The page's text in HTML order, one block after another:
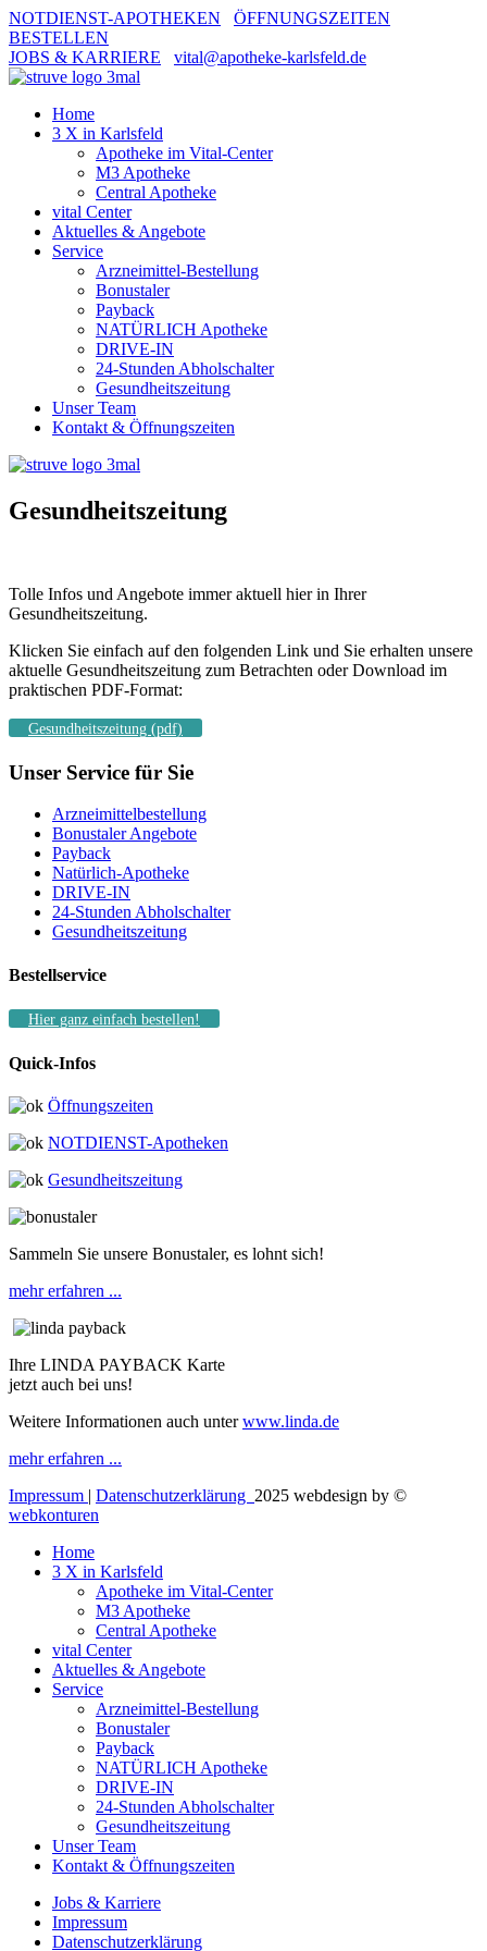
NOTDIENST-APOTHEKEN
ÖFFNUNGSZEITEN
BESTELLEN
JOBS & KARRIERE
vital@apotheke-karlsfeld.de
Home
3 X in Karlsfeld
Apotheke im Vital-Center
M3 Apotheke
Central Apotheke
vital Center
Aktuelles & Angebote
Service
Arzneimittel-Bestellung
Bonustaler
Payback
NATÜRLICH Apotheke
DRIVE-IN
24-Stunden Abholschalter
Gesundheitszeitung
Unser Team
Kontakt & Öffnungszeiten
Gesundheitszeitung
Tolle Infos und Angebote immer aktuell hier in Ihrer
Gesundheitszeitung.
Klicken Sie einfach auf den folgenden Link und Sie erhalten unsere
aktuelle Gesundheitszeitung zum Betrachten oder Download im
praktischen PDF-Format:
Gesundheitszeitung (pdf)
Unser Service für Sie
Arzneimittelbestellung
Bonustaler Angebote
Payback
Natürlich-Apotheke
DRIVE-IN
24-Stunden Abholschalter
Gesundheitszeitung
Bestellservice
Hier ganz einfach bestellen!
Quick-Infos
Öffnungszeiten
NOTDIENST-Apotheken
Gesundheitszeitung
Sammeln Sie unsere Bonustaler, es lohnt sich!
mehr erfahren ...
Ihre LINDA PAYBACK Karte
jetzt auch bei uns!
Weitere Informationen auch unterwww.linda.de
mehr erfahren ...
Impressum | Datenschutzerklärung 2025 webdesign by ©
webkonturen
Home
3 X in Karlsfeld
Apotheke im Vital-Center
M3 Apotheke
Central Apotheke
vital Center
Aktuelles & Angebote
Service
Arzneimittel-Bestellung
Bonustaler
Payback
NATÜRLICH Apotheke
DRIVE-IN
24-Stunden Abholschalter
Gesundheitszeitung
Unser Team
Kontakt & Öffnungszeiten
Jobs & Karriere
Impressum
Datenschutzerklärung